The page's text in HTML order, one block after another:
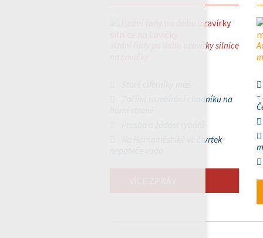
Jízdní řady po dobu uzavírky silnice
Začíná rozebírání chodníku na
Na Hornoměstské ve čtvrtek
–